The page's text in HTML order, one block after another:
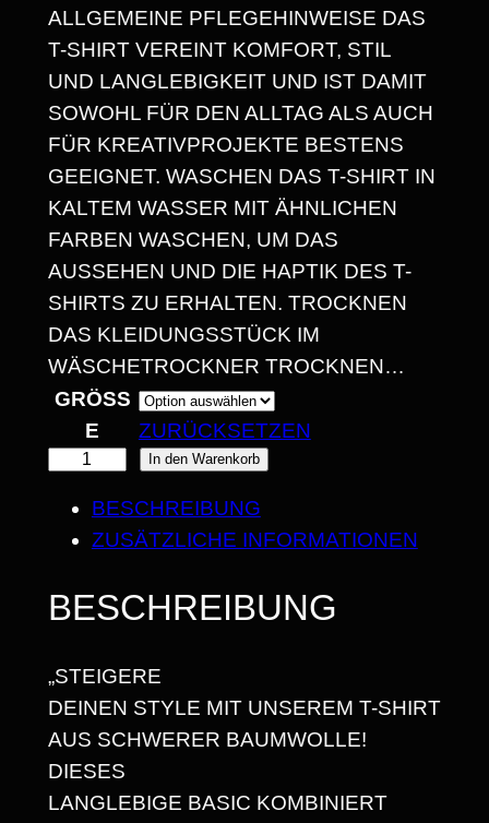
:
1
4
,
3
0
€
B
I
S
2
5
6
€
ALLGEMEINE PFLEGEHINWEISE DAS
T-SHIRT VEREINT KOMFORT, STIL
UND LANGLEBIGKEIT UND IST DAMIT
SOWOHL FÜR DEN ALLTAG ALS AUCH
FÜR KREATIVPROJEKTE BESTENS
GEEIGNET. WASCHEN DAS T-SHIRT IN
KALTEM WASSER MIT ÄHNLICHEN
FARBEN WASCHEN, UM DAS
AUSSEHEN UND DIE HAPTIK DES T-
SHIRTS ZU ERHALTEN. TROCKNEN
DAS KLEIDUNGSSTÜCK IM
WÄSCHETROCKNER TROCKNEN…
GRÖSSE
ZURÜCKSETZEN
I
E
I
N
H
I
In den Warenkorb
BESCHREIBUNG
ZUSÄTZLICHE INFORMATIONEN
BESCHREIBUNG
„STEIGERE
DEINEN STYLE MIT UNSEREM T-SHIRT
AUS SCHWERER BAUMWOLLE!
DIESES
LANGLEBIGE BASIC KOMBINIERT